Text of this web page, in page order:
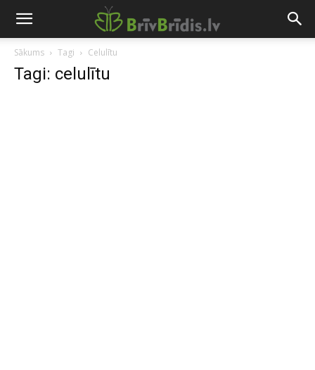
Sākums Tagi Celulītu
Tagi: celulītu